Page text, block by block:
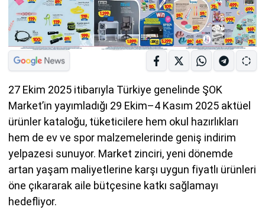
27 Ekim 2025 itibarıyla Türkiye genelinde ŞOK
Market’in yayımladığı 29 Ekim–4 Kasım 2025 aktüel
ürünler kataloğu, tüketicilere hem okul hazırlıkları
hem de ev ve spor malzemelerinde geniş indirim
yelpazesi sunuyor. Market zinciri, yeni dönemde
artan yaşam maliyetlerine karşı uygun fiyatlı ürünleri
öne çıkararak aile bütçesine katkı sağlamayı
hedefliyor.